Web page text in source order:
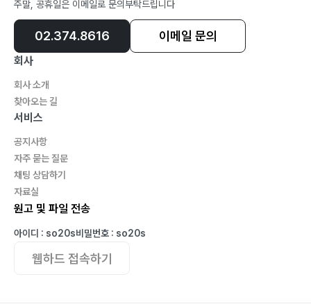
주말, 공휴일은 이메일로 문의부탁드립니다
02.374.8616 이메일 문의
회사
회사 소개
찾아오는 길
서비스
공지사항
자주 묻는 질문
채팅 상담하기
자료실
원고 및 파일 전송
아이디 : so20s비밀번호 : so20s
웹하드 접속하기